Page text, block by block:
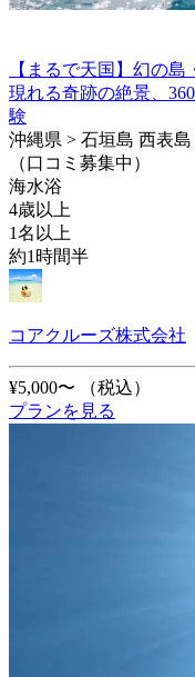
【まるで天国】幻の
現れる奇跡の絶景、
験
沖縄県 > 石垣島 西表
（口コミ募集中）
海水浴
4歳以上
1名以上
約1時間半
コアクルーズ株式会社
¥5,000〜
（税込）
プランを見る